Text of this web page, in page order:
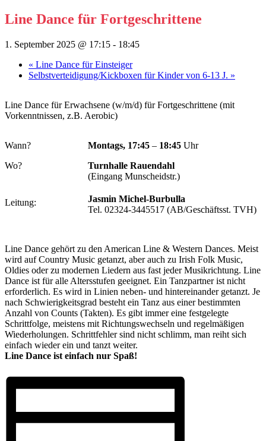
Line Dance für Fortgeschrittene
1. September 2025 @ 17:15 - 18:45
« Line Dance für Einsteiger
Selbstverteidigung/Kickboxen für Kinder von 6-13 J. »
Line Dance für Erwachsene (w/m/d) für Fortgeschrittene (mit
Vorkenntnissen, z.B. Aerobic)
Wann?
Wo?
Leitung:
Montags, 17:45 – 18:45 Uhr
Turnhalle Rauendahl
(Eingang Munscheidstr.)
Jasmin Michel-Burbulla
Tel. 02324-3445517 (AB/Geschäftsst. TVH)
Line Dance gehört zu den American Line & Western Dances. Meist
wird auf Country Music getanzt, aber auch zu Irish Folk Music,
Oldies oder zu modernen Liedern aus fast jeder Musikrichtung. Line
Dance ist für alle Altersstufen geeignet. Ein Tanzpartner ist nicht
erforderlich. Es wird in Linien neben- und hintereinander getanzt. Je
nach Schwierigkeitsgrad besteht ein Tanz aus einer bestimmten
Anzahl von Counts (Takten). Es gibt immer eine festgelegte
Schrittfolge, meistens mit Richtungswechseln und regelmäßigen
Wiederholungen. Schrittfehler sind nicht schlimm, man reiht sich
einfach wieder ein und tanzt weiter.
Line Dance ist einfach nur Spaß!